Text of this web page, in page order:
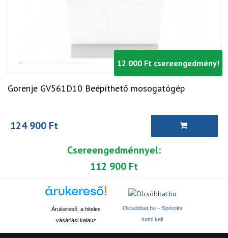
12 000 Ft csereengedmény!
Gorenje GV561D10 Beépíthető mosogatógép
124 900 Ft
Csereengedménnyel:
112 900 Ft
Árukereső, a hiteles
vásárlási kalauz
Olcsóbbat.hu – Spórolni
tudni kell